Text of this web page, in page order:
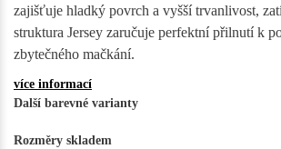
zajišťuje hladký povrch a vyšší trvanlivost,
struktura Jersey zaručuje perfektní přilnutí k
zbytečného mačkání.
více informací
Další barevné varianty
Rozměry skladem